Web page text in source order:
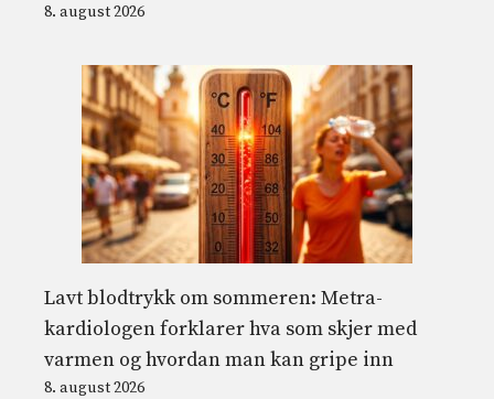
8. august 2026
Lavt blodtrykk om sommeren: Metra-
kardiologen forklarer hva som skjer med
varmen og hvordan man kan gripe inn
8. august 2026